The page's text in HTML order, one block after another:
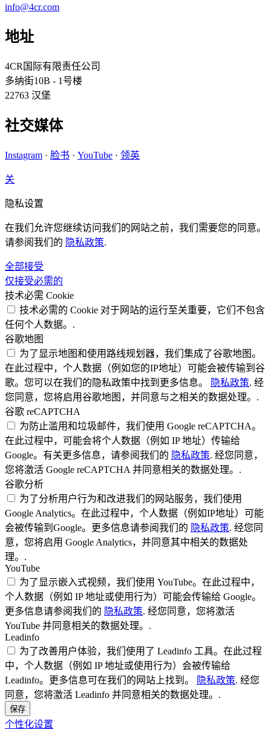
info@4cr.com
地址
4CR国际有限责任公司
多纳街10B - 1号楼
22763 汉堡
社交媒体
Instagram · 脸书 · YouTube · 领英
关
隐私设置
在我们允许您继续访问我们的网站之前，我们需要您的同意。
请参阅我们的 隐私政策.
全部接受
仅接受必需的
技术必需 Cookie
技术必需的 Cookie 对于网站的运行至关重要，它们不包含
任何个人数据。.
谷歌地图
为了显示地图和使用路线规划器，我们集成了谷歌地图。
在此过程中，个人数据（例如您的IP地址）可能会被传输到谷
歌。您可以在我们的隐私政策中找到更多信息。
隐私政策. 经
您同意，您将启用谷歌地图，并同意与之相关的数据处理。.
谷歌 reCAPTCHA
为防止滥用和垃圾邮件，我们使用 Google reCAPTCHA。
在此过程中，可能会将个人数据（例如 IP 地址）传输给
Google。有关更多信息，请参阅我们的 隐私政策. 经您同意，
您将激活 Google reCAPTCHA 并同意相关的数据处理。.
谷歌分析
为了分析用户行为和改进我们的网站服务，我们使用
Google Analytics。在此过程中，个人数据（例如IP地址）可能
会被传输到Google。更多信息请参阅我们的 隐私政策. 经您同
意，您将启用 Google Analytics，并同意其中相关的数据处
理。.
YouTube
为了显示嵌入式视频，我们使用 YouTube。在此过程中，
个人数据（例如 IP 地址或使用行为）可能会传输给 Google。
更多信息请参阅我们的 隐私政策. 经您同意，您将激活
YouTube 并同意相关的数据处理。.
Leadinfo
为了改善用户体验，我们使用了 Leadinfo 工具。在此过程
中，个人数据（例如 IP 地址或使用行为）会被传输给
Leadinfo。更多信息可在我们的网站上找到。
隐私政策. 经您
同意，您将激活 Leadinfo 并同意相关的数据处理。.
保存
个性化设置